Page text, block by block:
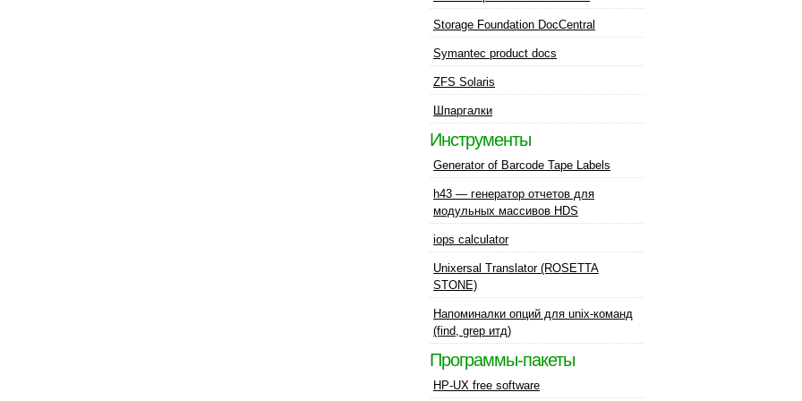
Storage Foundation DocCentral
Symantec product docs
ZFS Solaris
Шпаргалки
Инструменты
Generator of Barcode Tape Labels
h43 — генератор отчетов для
модульных массивов HDS
iops calculator
Unixersal Translator (ROSETTA
STONE)
Напоминалки опций для unix-команд
(find, grep итд)
Программы-пакеты
HP-UX free software